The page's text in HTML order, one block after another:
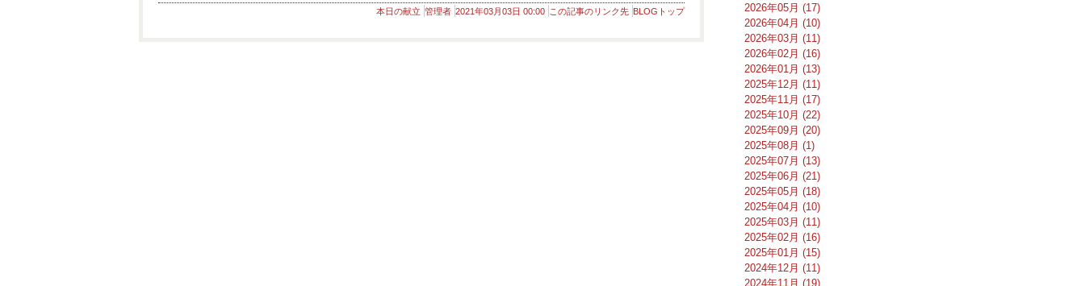
本日の献立 管理者 2021年03月03日 00:00 この記事のリンク先 BLOGトップ
2026年05月 (17)
2026年04月 (10)
2026年03月 (11)
2026年02月 (16)
2026年01月 (13)
2025年12月 (11)
2025年11月 (17)
2025年10月 (22)
2025年09月 (20)
2025年08月 (1)
2025年07月 (13)
2025年06月 (21)
2025年05月 (18)
2025年04月 (10)
2025年03月 (11)
2025年02月 (16)
2025年01月 (15)
2024年12月 (11)
2024年11月 (19)